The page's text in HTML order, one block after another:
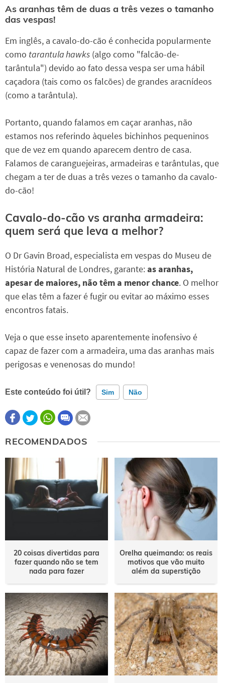
As aranhas têm de duas a três vezes o tamanho
das vespas!
Em inglês, a cavalo-do-cão é conhecida popularmente
como tarantula hawks (algo como "falcão-de-
tarântula") devido ao fato dessa vespa ser uma hábil
caçadora (tais como os falcões) de grandes aracnídeos
(como a tarântula).
Portanto, quando falamos em caçar aranhas, não
estamos nos referindo àqueles bichinhos pequeninos
que de vez em quando aparecem dentro de casa.
Falamos de caranguejeiras, armadeiras e tarântulas, que
chegam a ter de duas a três vezes o tamanho da cavalo-
do-cão!
Cavalo-do-cão vs aranha armadeira:
quem será que leva a melhor?
O Dr Gavin Broad, especialista em vespas do Museu de
História Natural de Londres, garante: as aranhas,
apesar de maiores, não têm a menor chance. O melhor
que elas têm a fazer é fugir ou evitar ao máximo esses
encontros fatais.
Veja o que esse inseto aparentemente inofensivo é
capaz de fazer com a armadeira, uma das aranhas mais
perigosas e venenosas do mundo!
Este conteúdo foi útil? Sim Não
Este conteúdo contém informação incorreta
Este conteúdo não tem a informação que procuro
RECOMENDADOS
20 coisas divertidas para
fazer quando não se tem
nada para fazer
Orelha queimando: os reais
motivos que vão muito
além da superstição